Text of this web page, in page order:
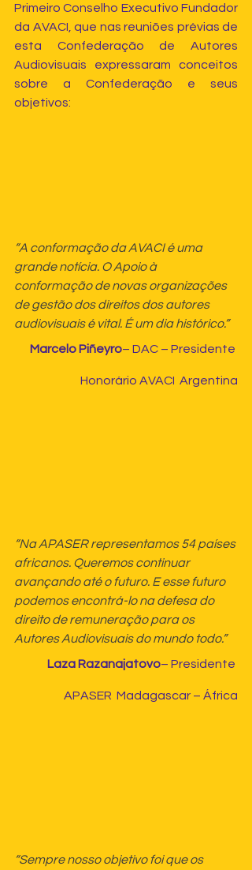
Primeiro Conselho Executivo Fundador
da AVACI, que nas reuniões prévias de
esta Confederação de Autores
Audiovisuais expressaram conceitos
sobre a Confederação e seus
objetivos:
“A conformação da AVACI é uma
grande notícia. O Apoio à
conformação de novas organizações
de gestão dos direitos dos autores
audiovisuais é vital. É um dia histórico.”
Marcelo Piñeyro– DAC – Presidente
Honorário AVACI  Argentina
“Na APASER representamos 54 países
africanos. Queremos continuar
avançando até o futuro. E esse futuro
podemos encontrá-lo na defesa do
direito de remuneração para os
Autores Audiovisuais do mundo todo.”
Laza Razanajatovo– Presidente
APASER  Madagascar – África
“Sempre nosso objetivo foi que os